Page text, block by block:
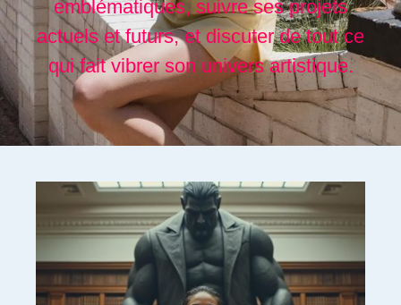
emblématiques, suivre ses projets
actuels et futurs, et discuter de tout ce
qui fait vibrer son univers artistique.